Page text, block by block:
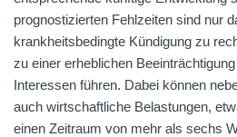
prognostizierten Fehlzeiten sind nur
krankheitsbedingte Kündigung zu
zu einer erheblichen
Interessen führen. Dabei können
auch wirtschaftliche Belastungen,
einen Zeitraum von mehr als sechs